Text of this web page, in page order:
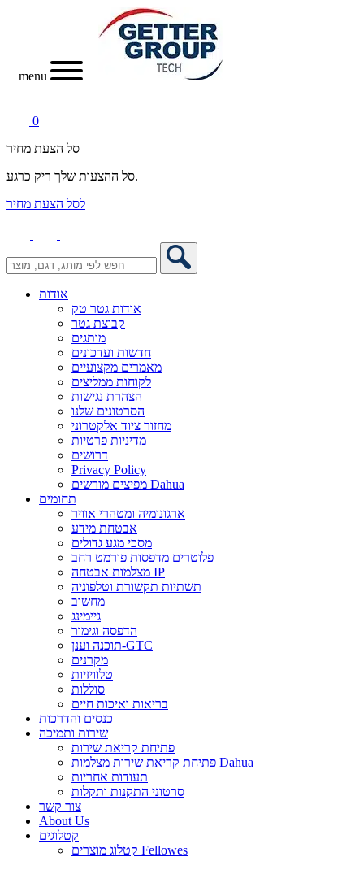
menu
0
סל הצעת מחיר
סל ההצעות שלך ריק כרגע.
לסל הצעת מחיר
אודות
אודות גטר טק
קבוצת גטר
מותגים
חדשות ועדכונים
מאמרים מקצועיים
לקוחות ממליצים
הצהרת נגישות
הסרטונים שלנו
מחזור ציוד אלקטרוני
מדיניות פרטיות
דרושים
Privacy Policy
מפיצים מורשים Dahua
תחומים
ארגונומיה ומטהרי אוויר
אבטחת מידע
מסכי מגע גדולים
פלוטרים מדפסות פורמט רחב
מצלמות אבטחה IP
תשתיות תקשורת וטלפוניה
מחשוב
גיימינג
הדפסה וגימור
תוכנה וענן-GTC
מקרנים
טלוויזיות
סוללות
בריאות ואיכות חיים
כנסים והדרכות
שירות ותמיכה
פתיחת קריאת שירות
פתיחת קריאת שירות מצלמות Dahua
תעודות אחריות
סרטוני התקנות ותקלות
צור קשר
About Us
קטלוגים
קטלוג מוצרים Fellowes